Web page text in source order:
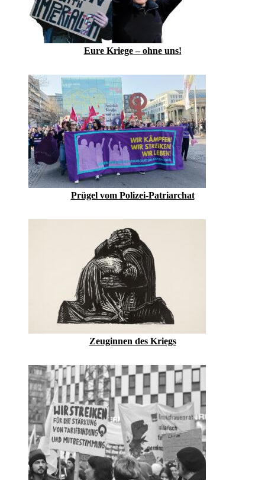
Eure Kriege – ohne uns!
Prügel vom Polizei-Patriarchat
Zeuginnen des Kriegs